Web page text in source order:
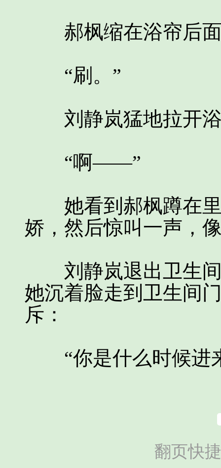
郝枫缩在浴帘后面
“刷。”
刘静岚猛地拉开
“啊——”
她看到郝枫蹲在里
娇，然后惊叫一声，
刘静岚退出卫生间
她沉着脸走到卫生间
斥：
“你是什么时候进
翻页快